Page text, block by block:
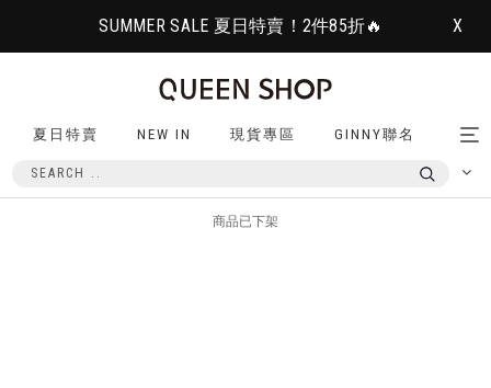
SUMMER SALE 夏日特賣！2件85折🔥 X
夏日特賣 NEW IN 現貨專區 GINNY聯名
商品已下架